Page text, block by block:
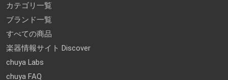
カテゴリ一覧
ブランド一覧
すべての商品
楽器情報サイト Discover
chuya Labs
chuya FAQ